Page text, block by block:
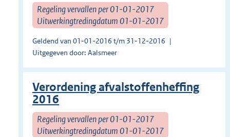
Regeling vervallen per 01-01-2017
Uitwerkingtredingdatum 01-01-2017
Geldend van 01-01-2016 t/m 31-12-2016
Uitgegeven door: Aalsmeer
Verordening afvalstoffenheffing
2016
Regeling vervallen per 01-01-2017
Uitwerkingtredingdatum 01-01-2017